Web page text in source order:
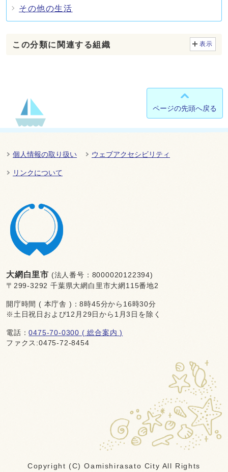
その他の生活
この分類に関連する組織 表示
ページの先頭へ戻る
個人情報の取り扱い ウェブアクセシビリティ
リンクについて
大網白里市 (法人番号：8000020122394)
〒299-3292 千葉県大網白里市大網115番地2
開庁時間 ( 本庁舎 )：8時45分から16時30分
※土日祝日および12月29日から1月3日を除く
電話：0475-70-0300 ( 総合案内 )
ファクス:0475-72-8454
Copyright (C) Oamishirasato City All Rights